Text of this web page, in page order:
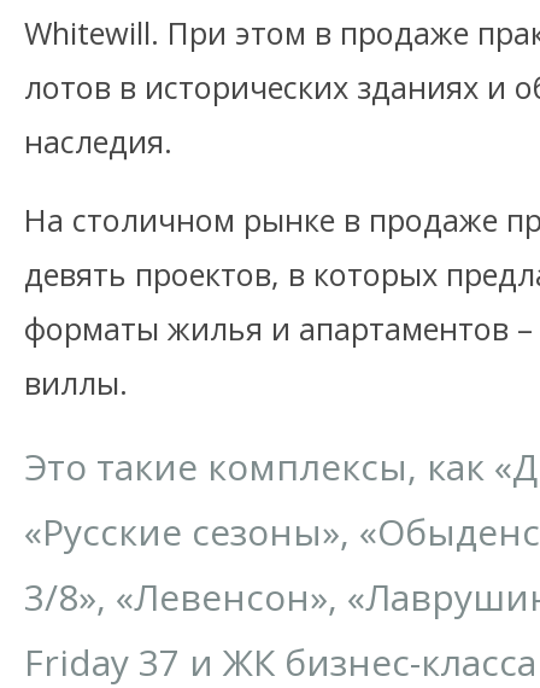
Whitewill. При этом в продаже
лотов в исторических зданиях и
наследия.
На столичном рынке в продаже
девять проектов, в которых
форматы жилья и апартаментов –
виллы.
Это такие комплексы, как
«Русские сезоны»,
3/8», «Левенсон»,
Friday 37 и ЖК бизнес-